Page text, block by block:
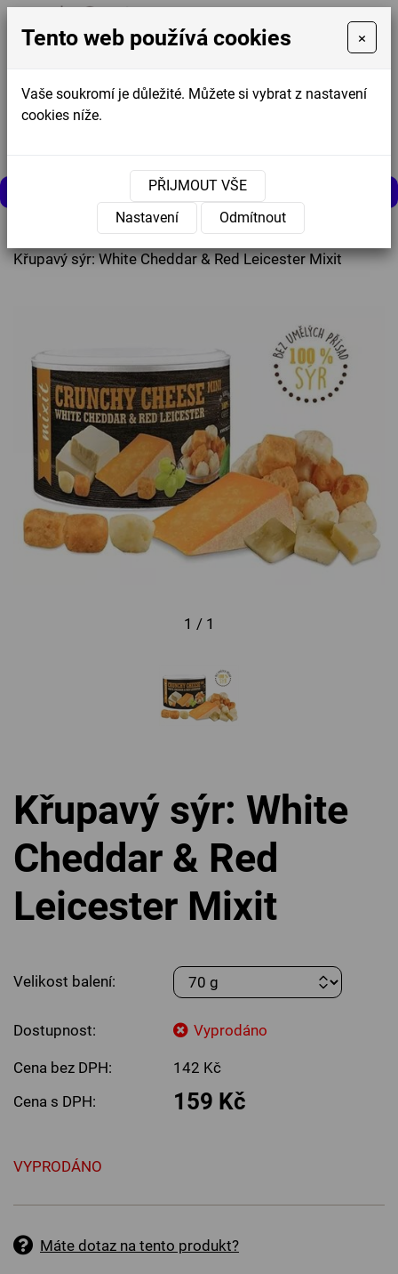
MENU
Úvodní stránka » Nabídka » Sušené mrazem
Křupavý sýr: White Cheddar & Red Leicester Mixit
1 / 1
Křupavý sýr: White
Cheddar & Red
Leicester Mixit
Velikost balení:
Dostupnost: Vyprodáno
Cena bez DPH:
142 Kč
Cena s DPH:
159 Kč
VYPRODÁNO
Máte dotaz na tento produkt?
Tento web používá cookies ×
Vaše soukromí je důležité. Můžete si vybrat z nastavení
cookies níže.
PŘIJMOUT VŠE
Nastavení
Odmítnout